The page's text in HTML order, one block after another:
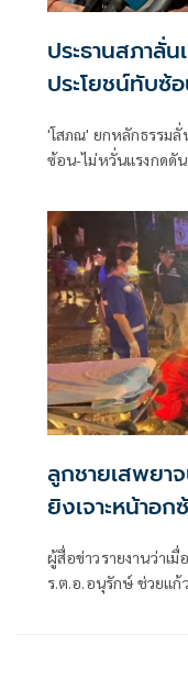
ประธานสภาลั่
ประโยชน์ทับซ้
'โสภณ' ยกหลักธรรม
ซ้อน-ไม่หวั่นแรงกดดั
กฎหมายไม่ใช่อารมณ์
ลูกชายเสพยา
ยิงเจาะหน้าอ
ผู้สื่อข่าวรายงานว่าเ
ร.ต.อ.อนุรักษ์ ช่วยแก้